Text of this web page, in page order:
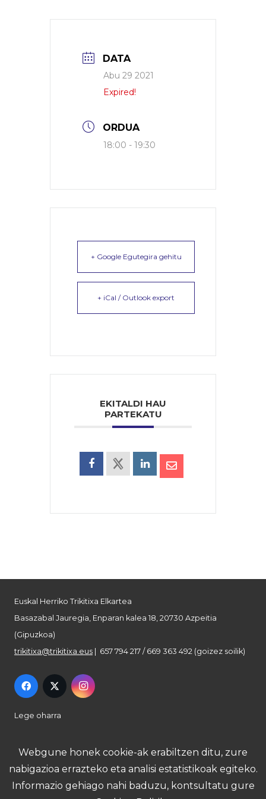
DATA
Abu 29 2021
Expired!
ORDUA
18:00 - 19:30
+ Google Egutegira gehitu
+ iCal / Outlook export
EKITALDI HAU
PARTEKATU
Euskal Herriko Trikitixa Elkartea
Basazabal Jauregia, Enparan kalea 18, 20730 Azpeitia
(Gipuzkoa)
trikitixa@trikitixa.eus | 657 794 217 / 669 363 492 (goizez soilik)
Lege oharra
Pribatutasun politika
Webgune honek cookie-ak erabiltzen ditu, zure
nabigazioa errazteko eta analisi estatistikoak egiteko.
Informazio gehiago nahi baduzu, kontsultatu gure